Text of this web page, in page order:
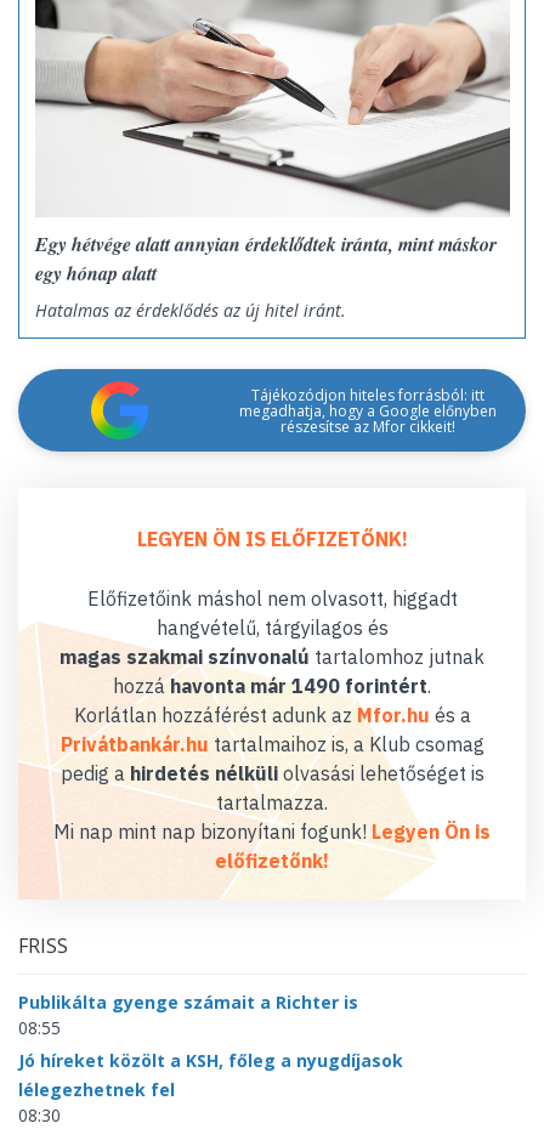
Egy hétvége alatt annyian érdeklődtek iránta, mint máskor
egy hónap alatt
Hatalmas az érdeklődés az új hitel iránt.
Tájékozódjon hiteles forrásból: itt
megadhatja, hogy a Google előnyben
részesítse az Mfor cikkeit!
LEGYEN ÖN IS ELŐFIZETŐNK!
Előfizetőink máshol nem olvasott, higgadt
hangvételű, tárgyilagos és
magas szakmai színvonalú tartalomhoz jutnak
hozzáhavonta már 1490 forintért.
Korlátlan hozzáférést adunk az Mfor.hu és a
Privátbankár.hu tartalmaihoz is, a Klub csomag
pedig a hirdetés nélküliolvasási lehetőséget is
tartalmazza.
Mi nap mint nap bizonyítani fogunk! Legyen Ön is
előfizetőnk!
FRISS
Publikálta gyenge számait a Richter is
08:55
Jó híreket közölt a KSH, főleg a nyugdíjasok
lélegezhetnek fel
08:30